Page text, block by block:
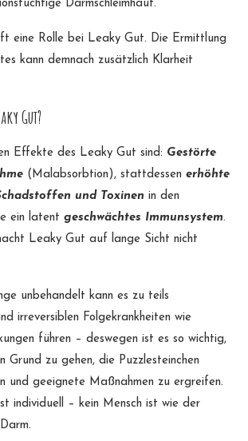
Darmschleimhaut.
eine Rolle bei Leaky Gut. Die Ermittlung
kann demnach zusätzlich Klarheit
Gut?
Effekte des Leaky Gut sind: Gestörte
(Malabsorbtion), stattdessen erhöhte
und Toxinen in den
ein latent geschwächtes Immunsystem.
Leaky Gut auf lange Sicht nicht
unbehandelt kann es zu teils
irreversiblen Folgekrankheiten wie
führen – deswegen ist es so wichtig,
Grund zu gehen, die Puzzlesteinchen
und geeignete Maßnahmen zu ergreifen.
individuell – kein Mensch ist wie der